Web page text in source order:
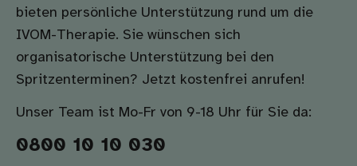
bieten persönliche Unterstützung rund um die
IVOM-Therapie. Sie wünschen sich
organisatorische Unterstützung bei den
Spritzenterminen? Jetzt kostenfrei anrufen!
Unser Team ist Mo-Fr von 9-18 Uhr für Sie da:
0800 10 10 030